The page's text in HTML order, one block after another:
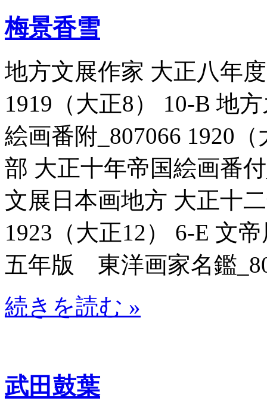
梅景香雪
地方文展作家 大正八年
1919（大正8） 10-B 地
絵画番附_807066 1920
部 大正十年帝国絵画番
文展日本画地方 大正十
1923（大正12） 6-E 文
五年版 東洋画家名鑑
続きを読む »
武田鼓葉